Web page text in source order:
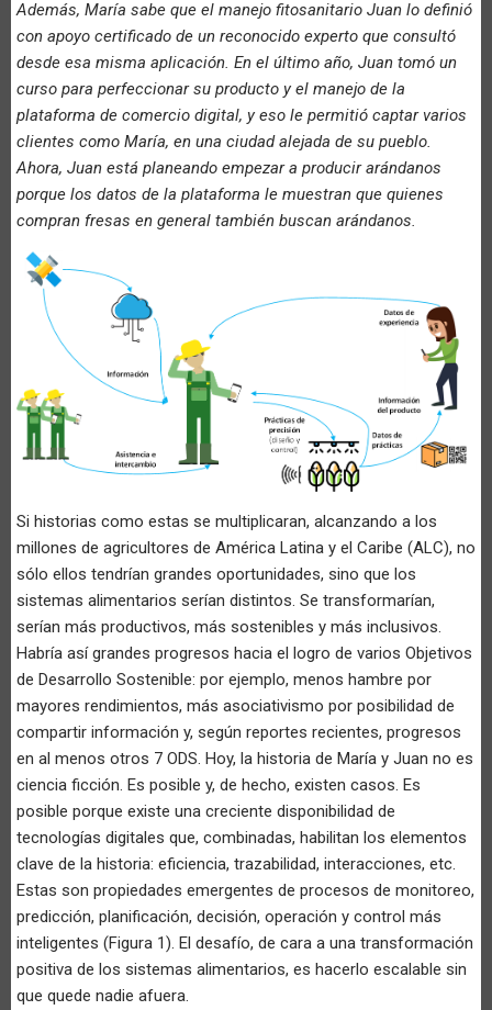
Además, María sabe que el manejo fitosanitario Juan lo definió
con apoyo certificado de un reconocido experto que consultó
desde esa misma aplicación. En el último año, Juan tomó un
curso para perfeccionar su producto y el manejo de la
plataforma de comercio digital, y eso le permitió captar varios
clientes como María, en una ciudad alejada de su pueblo.
Ahora, Juan está planeando empezar a producir arándanos
porque los datos de la plataforma le muestran que quienes
compran fresas en general también buscan arándanos.
Si historias como estas se multiplicaran, alcanzando a los
millones de agricultores de América Latina y el Caribe (ALC), no
sólo ellos tendrían grandes oportunidades, sino que los
sistemas alimentarios serían distintos. Se transformarían,
serían más productivos, más sostenibles y más inclusivos.
Habría así grandes progresos hacia el logro de varios Objetivos
de Desarrollo Sostenible: por ejemplo, menos hambre por
mayores rendimientos, más asociativismo por posibilidad de
compartir información y, según reportes recientes, progresos
en al menos otros 7 ODS. Hoy, la historia de María y Juan no es
ciencia ficción. Es posible y, de hecho, existen casos. Es
posible porque existe una creciente disponibilidad de
tecnologías digitales que, combinadas, habilitan los elementos
clave de la historia: eficiencia, trazabilidad, interacciones, etc.
Estas son propiedades emergentes de procesos de monitoreo,
predicción, planificación, decisión, operación y control más
inteligentes (Figura 1). El desafío, de cara a una transformación
positiva de los sistemas alimentarios, es hacerlo escalable sin
que quede nadie afuera.